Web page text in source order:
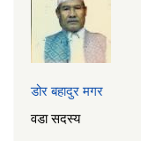
डोर बहादुर मगर
वडा सदस्य